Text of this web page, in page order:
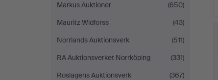
Markus Auktioner
(650)
Mauritz Widforss
(43)
Norrlands Auktionsverk
(511)
RA Auktionsverket Norrköping
(331)
Roslagens Auktionsverk
(367)